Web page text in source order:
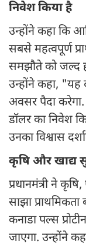
निवेश किया है
उन्होंने कहा कि
सबसे महत्वपूर्ण
समझौते को जल्द
उन्होंने कहा, "यह
अवसर पैदा
डॉलर का निवेश
उनका विश्वास
कृषि और खाद्य
प्रधानमंत्री ने
साझा
कनाडा पल्स
जाएगा. उन्होंने